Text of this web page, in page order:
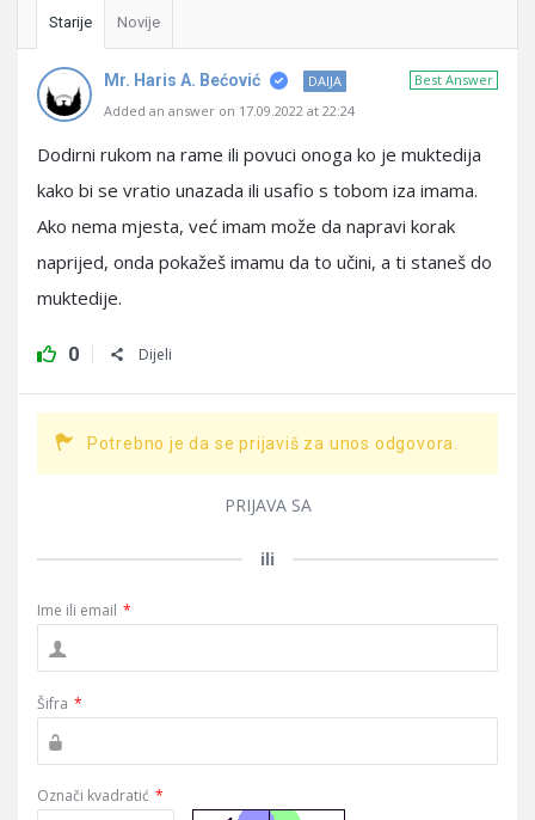
Starije Novije
Best Answer
Mr. Haris A. Bećović
DAIJA
Added an answer on 17.09.2022 at 22:24
Dodirni rukom na rame ili povuci onoga ko je muktedija
kako bi se vratio unazada ili usafio s tobom iza imama.
Ako nema mjesta, već imam može da napravi korak
naprijed, onda pokažeš imamu da to učini, a ti staneš do
muktedije.
0 Dijeli
Potrebno je da se prijaviš za unos odgovora.
PRIJAVA SA
ili
Ime ili email *
Šifra *
Označi kvadratić *